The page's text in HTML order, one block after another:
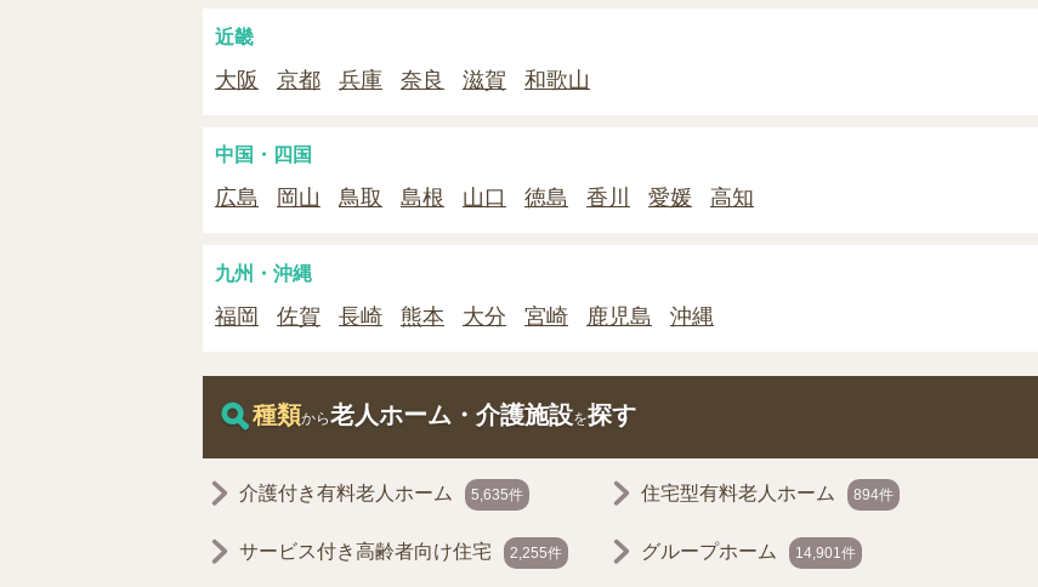
近畿
大阪 京都 兵庫 奈良 滋賀 和歌山
中国・四国
広島 岡山 鳥取 島根 山口 徳島 香川 愛媛 高知
九州・沖縄
福岡 佐賀 長崎 熊本 大分 宮崎 鹿児島 沖縄
種類から老人ホーム・介護施設を探す
介護付き有料老人ホーム 5,635件 住宅型有料老人ホーム 894件
サービス付き高齢者向け住宅 2,255件 グループホーム 14,901件